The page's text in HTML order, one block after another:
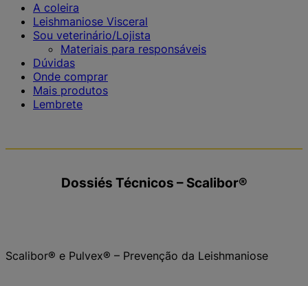
A coleira
Leishmaniose Visceral
Sou veterinário/Lojista
Materiais para responsáveis
Dúvidas
Onde comprar
Mais produtos
Lembrete
Dossiés Técnicos – Scalibor®
Scalibor® e Pulvex® – Prevenção da Leishmaniose